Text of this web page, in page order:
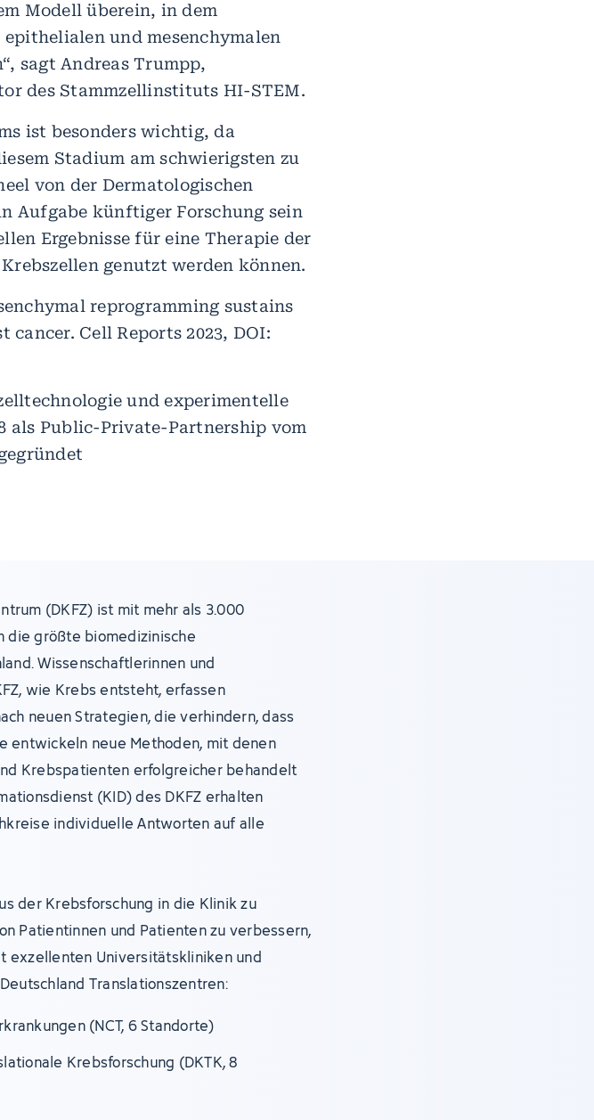
Modell überein, in dem
und mesenchymalen
sagt Andreas Trumpp,
des Stammzellinstituts HI-STEM.
ist besonders wichtig, da
Stadium am schwierigsten zu
von der Dermatologischen
Aufgabe künftiger Forschung sein
Ergebnisse für eine Therapie der
genutzt werden können.
reprogramming sustains
Cell Reports 2023, DOI:
und experimentelle
als Public-Private-Partnership vom
(DKFZ) ist mit mehr als 3.000
größte biomedizinische
Wissenschaftlerinnen und
wie Krebs entsteht, erfassen
neuen Strategien, die verhindern, dass
entwickeln neue Methoden, mit denen
Krebspatienten erfolgreicher behandelt
(KID) des DKFZ erhalten
individuelle Antworten auf alle
der Krebsforschung in die Klinik zu
Patientinnen und Patienten zu verbessern,
exzellenten Universitätskliniken und
Translationszentren:
(NCT, 6 Standorte)
Krebsforschung (DKTK, 8